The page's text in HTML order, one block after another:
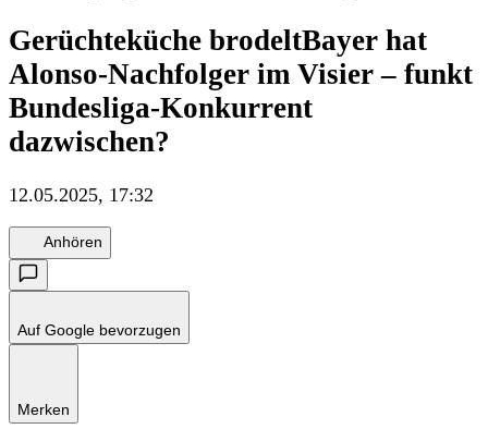
Gerüchteküche brodeltBayer hat
Alonso-Nachfolger im Visier – funkt
Bundesliga-Konkurrent
dazwischen?
12.05.2025, 17:32
Anhören
Auf Google bevorzugen
Merken